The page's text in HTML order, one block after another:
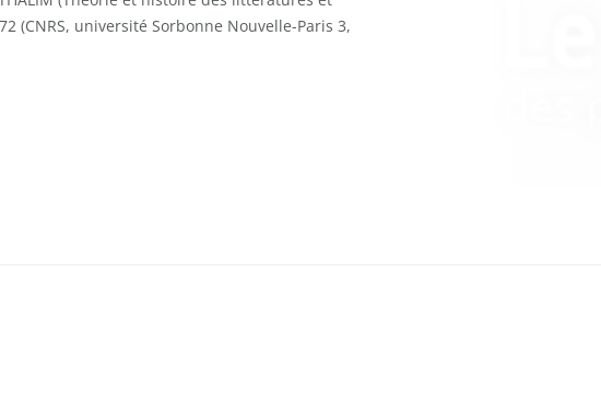
(CNRS, université Sorbonne Nouvelle-Paris 3,